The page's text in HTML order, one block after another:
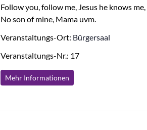
Follow you, follow me, Jesus he knows me,
No son of mine, Mama uvm.
Veranstaltungs-Ort: Bürgersaal
Veranstaltungs-Nr.: 17
Mehr Informationen